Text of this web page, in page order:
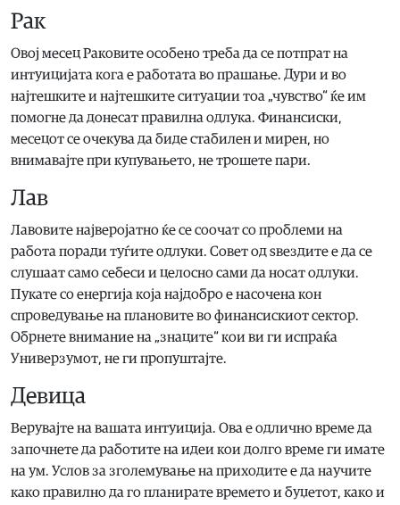
Рак
Овој месец Раковите особено треба да се потпрат на
интуицијата кога е работата во прашање. Дури и во
најтешките и најтешките ситуации тоа „чувство“ ќе им
помогне да донесат правилна одлука. Финансиски,
месецот се очекува да биде стабилен и мирен, но
внимавајте при купувањето, не трошете пари.
Лав
Лавовите најверојатно ќе се соочат со проблеми на
работа поради туѓите одлуки. Совет од ѕвездите е да се
слушаат само себеси и целосно сами да носат одлуки.
Пукате со енергија која најдобро е насочена кон
спроведување на плановите во финансискиот сектор.
Обрнете внимание на „знаците“ кои ви ги испраќа
Универзумот, не ги пропуштајте.
Девица
Верувајте на вашата интуиција. Ова е одлично време да
започнете да работите на идеи кои долго време ги имате
на ум. Услов за зголемување на приходите е да научите
како правилно да го планирате времето и буџетот, како и